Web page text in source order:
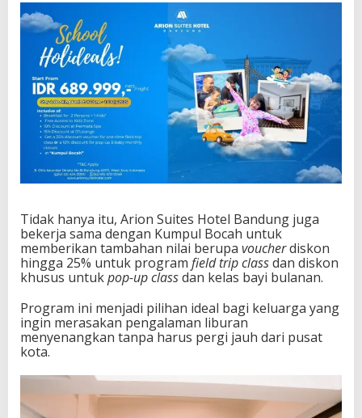
Tidak hanya itu, Arion Suites Hotel Bandung juga
bekerja sama dengan Kumpul Bocah untuk
memberikan tambahan nilai berupa voucherdiskon
hingga 25% untuk program field trip classdan diskon
khusus untukpop-up classdan kelas bayi bulanan.
Program ini menjadi pilihan ideal bagi keluarga yang
ingin merasakan pengalaman liburan
menyenangkan tanpa harus pergi jauh dari pusat
kota.